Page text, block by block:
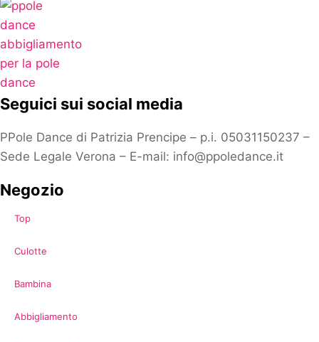
Seguici sui social media
PPole Dance di Patrizia Prencipe – p.i. 05031150237 –
Sede Legale Verona – E-mail: info@ppoledance.it
Negozio
Top
Culotte
Bambina
Abbigliamento